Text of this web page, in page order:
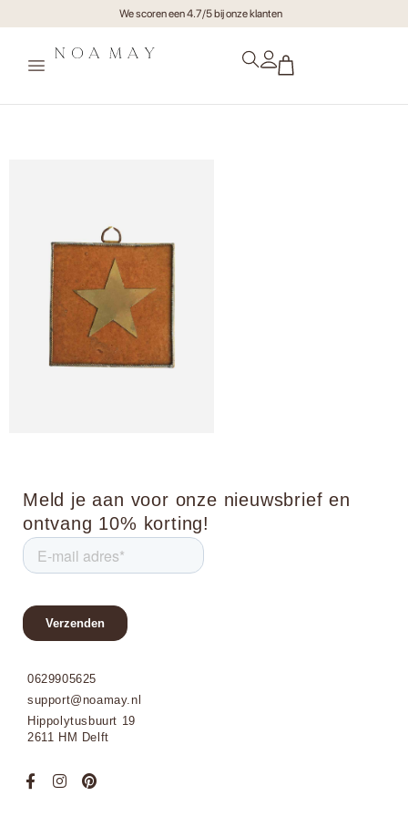
We scoren een 4.7/5 bij onze klanten
Meld je aan voor onze nieuwsbrief en
ontvang 10% korting!
0629905625
support@noamay.nl
Hippolytusbuurt 19
2611 HM Delft